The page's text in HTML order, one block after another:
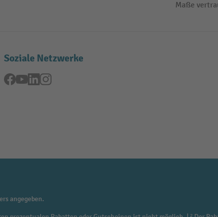
Maße
Soziale Netzwerke
Facebook
YouTubeLinkedInInstagram
angegeben.